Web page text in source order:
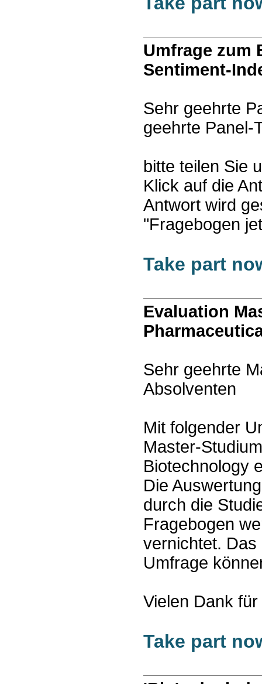
Umfrage zum
Sentiment-
Sehr geehrte
geehrte Panel-
bitte teilen Sie
Klick auf die
Antwort wird
"Fragebogen
Take part
Evaluation
Sehr geehrte
Absolventen
Mit folgender
Master-
Biotechnology
Die
durch die
Fragebogen
vernichtet.
Umfrage
Vielen Dank
Take part